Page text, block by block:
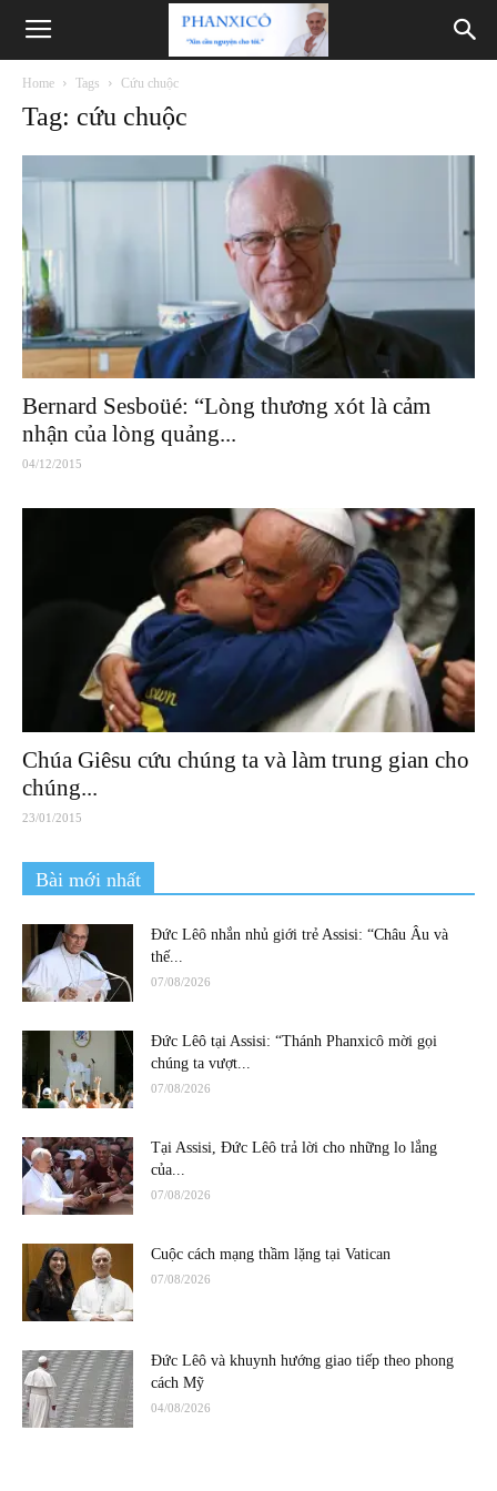
Phanxicô
Home Tags Cứu chuộc
Tag: cứu chuộc
Bernard Sesboüé: “Lòng thương xót là cảm
nhận của lòng quảng...
04/12/2015
Chúa Giêsu cứu chúng ta và làm trung gian cho
chúng...
23/01/2015
Bài mới nhất
Đức Lêô nhắn nhủ giới trẻ Assisi: “Châu Âu và
thế...
07/08/2026
Đức Lêô tại Assisi: “Thánh Phanxicô mời gọi
chúng ta vượt...
07/08/2026
Tại Assisi, Đức Lêô trả lời cho những lo lắng
của...
07/08/2026
Cuộc cách mạng thầm lặng tại Vatican
07/08/2026
Đức Lêô và khuynh hướng giao tiếp theo phong
cách Mỹ
04/08/2026